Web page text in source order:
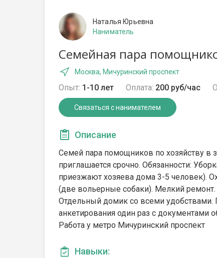
Наталья Юрьевна
Наниматель
Семейная пара
Москва, Мичуринский проспект
Опыт: 1-10 лет Оплата: 200 руб/час
Связаться с нанимателем
Описание
Семей пара помощников по хозяйству в
приглашается срочно. Обязанности:
приезжают хозяева дома 3-5 человек).
(две вольерные собаки). Мелкий
Отдельный домик со всеми удобствами.
анкетирования один раз с документами
Работа у метро Мичуринский проспект
Навыки: